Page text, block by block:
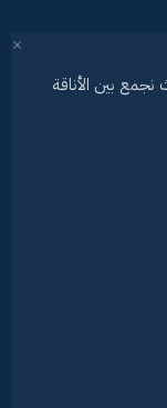
بين الأناقة